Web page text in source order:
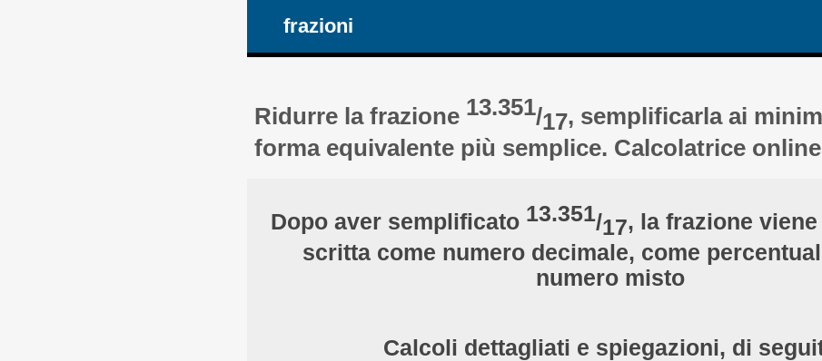
frazioni
Ridurre la frazione 13.351/17, semplificarla ai
forma equivalente più semplice. Calcolatrice online
Dopo aver semplificato 13.351/17, la frazione
scritta come numero decimale, come
numero misto
Calcoli dettagliati e spiegazioni, di